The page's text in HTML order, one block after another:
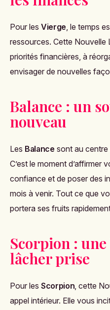
Pour les Vierge , le temps
ressources. Cette Nouvelle
priorités financières, à
envisager de nouvelles
Balance : un
nouveau
Les Balance sont au
C’est le moment d’affirmer
confiance et de poser des
mois à venir. Tout ce que
portera ses fruits
Scorpion :
lâcher prise
Pour les Scorpion , cette
appel intérieur. Elle vous